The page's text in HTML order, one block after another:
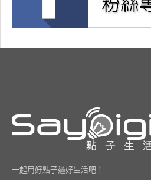
一起用好點子過好生活吧！